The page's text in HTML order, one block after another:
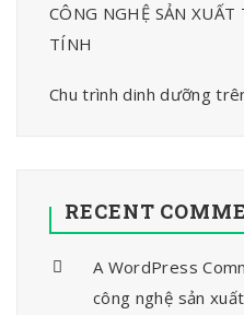
CÔNG NGHỆ SẢN
TÍNH
Chu trình dinh dưỡng
RECENT
A WordPress
công nghệ sản